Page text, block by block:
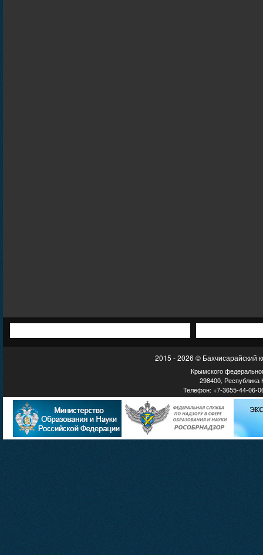
2015 - 2026 © Бахчисарайский
Крымского
298400, Республика
Телефон: +7-3655-44-06-